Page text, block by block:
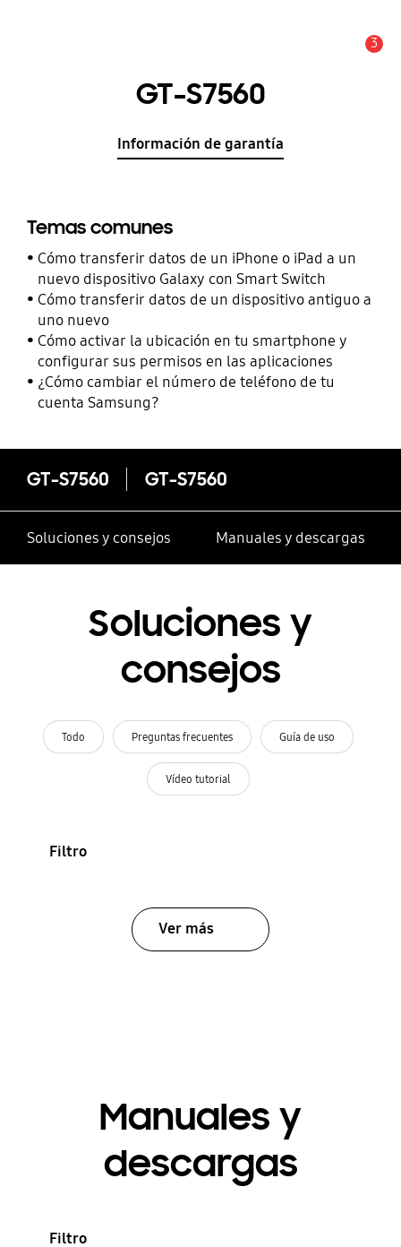
3
GT-S7560
Información de garantía
Temas comunes
Cómo transferir datos de un iPhone o iPad a un
nuevo dispositivo Galaxy con Smart Switch
Cómo transferir datos de un dispositivo antiguo a
uno nuevo
Cómo activar la ubicación en tu smartphone y
configurar sus permisos en las aplicaciones
¿Cómo cambiar el número de teléfono de tu
cuenta Samsung?
GT-S7560 GT-S7560
Soluciones y consejos Manuales y descargas
Soluciones y
consejos
Todo Preguntas frecuentes Guía de uso
Vídeo tutorial
Filtro
Ver más
Manuales y
descargas
Filtro